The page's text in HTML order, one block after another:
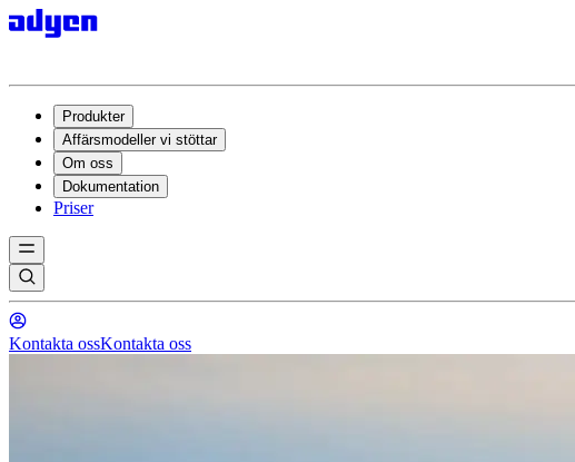
Produkter
Affärsmodeller vi stöttar
Om oss
Dokumentation
Priser
Kontakta ossKontakta oss